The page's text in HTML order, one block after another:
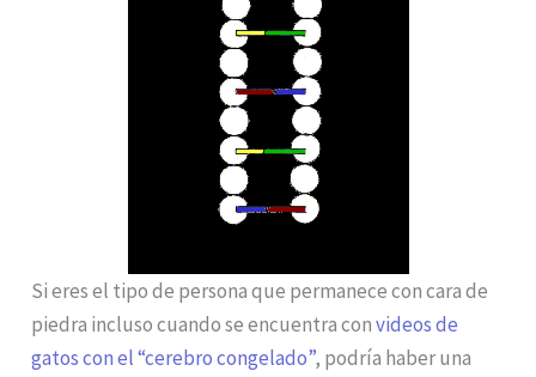
Si eres el tipo de persona que permanece con cara de
piedra incluso cuando se encuentra convideos de
gatos con el “cerebro congelado”, podría haber una